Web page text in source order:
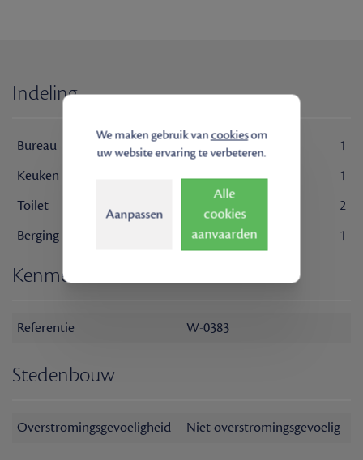
Indeling
Bureau
1
Keuken
1
Toilet
2
Berging
1
Kenmerken
Referentie W-0383
Stedenbouw
Overstromingsgevoeligheid Niet overstromingsgevoelig
We maken gebruik vancookiesom
uw website ervaring te verbeteren.
Aanpassen
Alle
cookies
aanvaarden